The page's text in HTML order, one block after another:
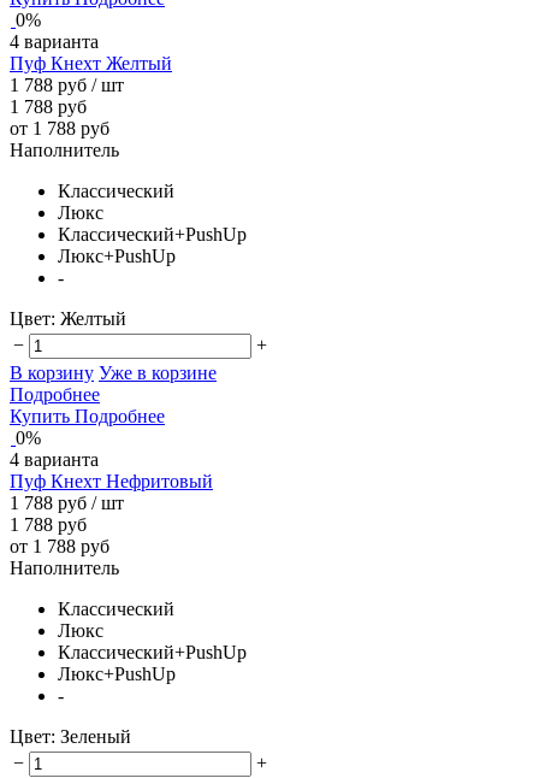
0%
4 варианта
Пуф Кнехт Желтый
1 788 руб / шт
1 788 руб
от 1 788 руб
Наполнитель
Классический
Люкс
Классический+PushUp
Люкс+PushUp
-
Цвет: Желтый
−
+
В корзину Уже в корзине
Подробнее
Купить Подробнее
0%
4 варианта
Пуф Кнехт Нефритовый
1 788 руб / шт
1 788 руб
от 1 788 руб
Наполнитель
Классический
Люкс
Классический+PushUp
Люкс+PushUp
-
Цвет: Зеленый
−
+